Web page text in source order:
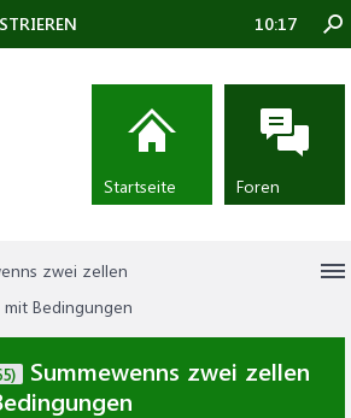
zwei zellen
Bedingungen
Summewenns zwei zellen
10:17
Startseite Foren